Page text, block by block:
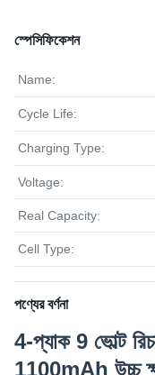
স্পেসিফিকেশন
Name:
Cycle Life:
Charging Type:
Voltage:
Real Capacity:
Cell Type:
পণ্যের বর্ণনা
4-প্যাক 9 ভোল্ট
1100mAh উচ্চ